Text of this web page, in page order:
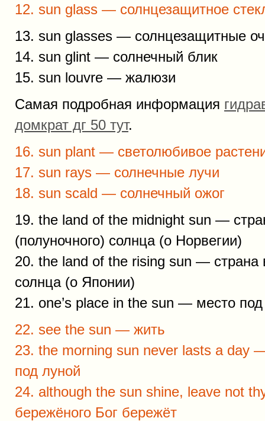
12. sun glass — солнцезащитное
13. sun glasses — солнцезащитные
14. sun glint — солнечный блик
15. sun louvre — жалюзи
Самая подробная информация
домкрат дг 50 тут.
16. sun plant — светолюбивое
17. sun rays — солнечные лучи
18. sun scald — солнечный ожог
19. the land of the midnight sun —
(полуночного) солнца (о Норвегии)
20. the land of the rising sun — страна
солнца (о Японии)
21. one’s place in the sun — место
22. see the sun — жить
23. the morning sun never lasts a day
под луной
24. although the sun shine, leave not
бережёного Бог бережёт